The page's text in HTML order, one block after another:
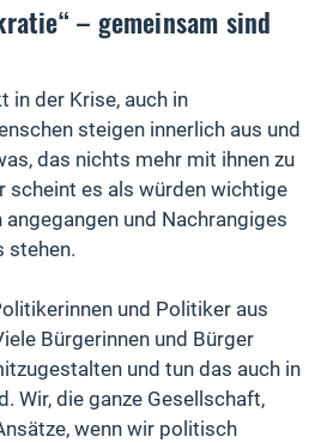
– gemeinsam sind
in der Krise, auch in
steigen innerlich aus und
das nichts mehr mit ihnen zu
scheint es als würden wichtige
und Nachrangiges
stehen.
und Politiker aus
Bürgerinnen und Bürger
und tun das auch in
Wir, die ganze Gesellschaft,
wenn wir politisch